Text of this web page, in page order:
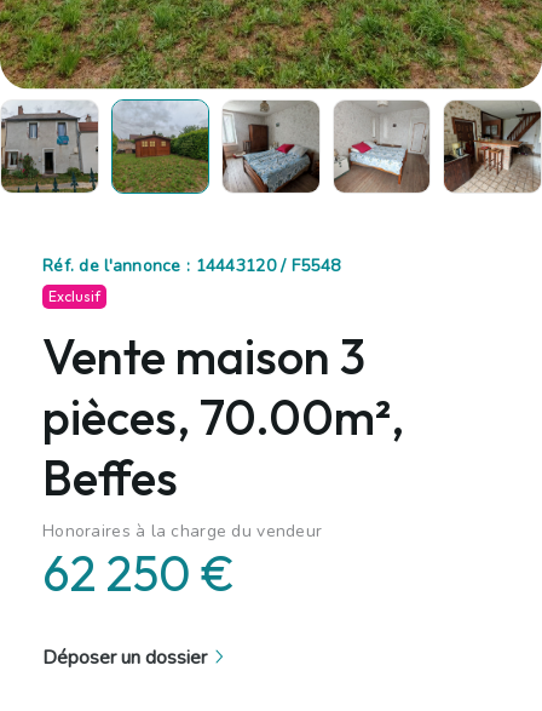
Réf. de l'annonce : 14443120 / F5548
Exclusif
Vente maison 3
pièces, 70.00m²,
Beffes
Honoraires à la charge du vendeur
62 250 €
Déposer un dossier